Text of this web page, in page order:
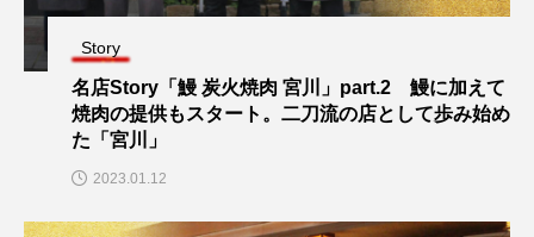
Story
名店Story「鰻 炭火焼肉 宮川」part.2 鰻に加えて
焼肉の提供もスタート。二刀流の店として歩み始め
た「宮川」
2023.01.12